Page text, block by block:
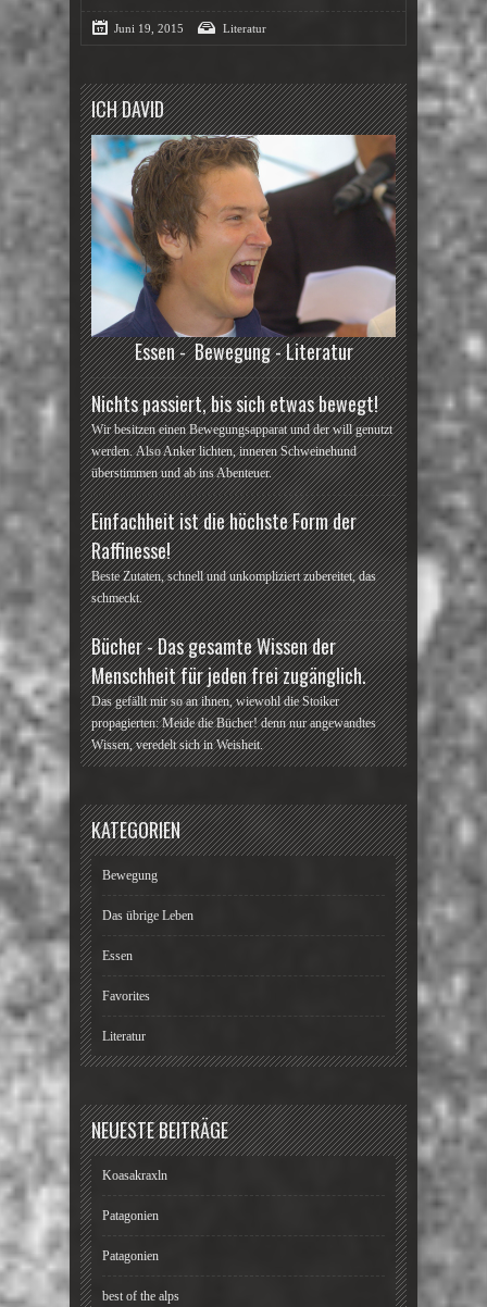
Juni 19, 2015 Literatur
ICH DAVID
Essen - Bewegung - Literatur
Nichts passiert, bis sich etwas bewegt!
Wir besitzen einen Bewegungsapparat und der will genutzt
werden. Also Anker lichten, inneren Schweinehund
überstimmen und ab ins Abenteuer.
Einfachheit ist die höchste Form der
Raffinesse!
Beste Zutaten, schnell und unkompliziert zubereitet, das
schmeckt.
Bücher - Das gesamte Wissen der
Menschheit für jeden frei zugänglich.
Das gefällt mir so an ihnen, wiewohl die Stoiker
propagierten: Meide die Bücher! denn nur angewandtes
Wissen, veredelt sich in Weisheit.
KATEGORIEN
Bewegung
Das übrige Leben
Essen
Favorites
Literatur
NEUESTE BEITRÄGE
Koasakraxln
Patagonien
Patagonien
best of the alps